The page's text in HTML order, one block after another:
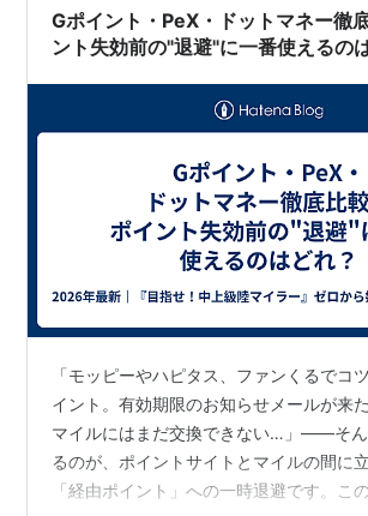
:::::::i　　　　　このAAはLv1でも使えるっ
、ヾ|:::::::::|:::/｀ト-:::::/
ヾ:::::::::|≧ｚ　!Ｖ　ｚ≦　/::::/
∧::::ト “　 　 　 　 “ ノ:::/!
/::::（＼　　 ー'　 　/￣）　 |
|　｀`ー――‐''|　　ヽ、.|
ゝ　ノ　　　　 ヽ　 ノ　|
￣￣￣￣￣￣￣￣￣￣￣￣￣￣￣￣￣￣
アニメ「IS（インフィニット・ストラ
物、篠ノ之箒が元ネタ。その名前から
蔑称で呼ばれ、デフォルメ化した絵の
うになったが、当初は「地面に埋まっ
たものに、やる夫の体を組み合わせた
なった。
Gポイント・PeX・ドットマネー徹
ント失効前の"退避"に一番使えるの
「モッピーやハピタス、ファンくるでコ
イント。有効期限のお知らせメールが来
マイルにはまだ交換できない…」——そ
るのが、ポイントサイトとマイルの間に
「経由ポイント」への一時退避です。こ